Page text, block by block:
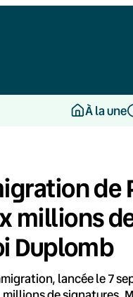
À la une
de
millions
Duplomb
lancée le 7